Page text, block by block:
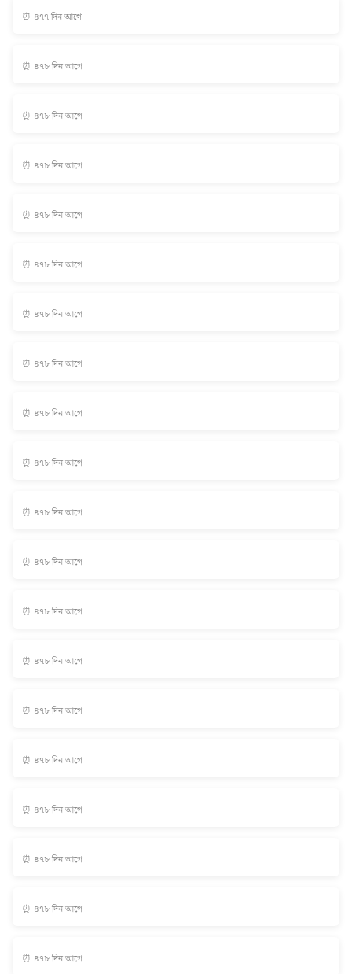
⏰ ৪৭৭ দিন আগে
⏰ ৪৭৮ দিন আগে
⏰ ৪৭৮ দিন আগে
⏰ ৪৭৮ দিন আগে
⏰ ৪৭৮ দিন আগে
⏰ ৪৭৮ দিন আগে
⏰ ৪৭৮ দিন আগে
⏰ ৪৭৮ দিন আগে
⏰ ৪৭৮ দিন আগে
⏰ ৪৭৮ দিন আগে
⏰ ৪৭৮ দিন আগে
⏰ ৪৭৮ দিন আগে
⏰ ৪৭৮ দিন আগে
⏰ ৪৭৮ দিন আগে
⏰ ৪৭৮ দিন আগে
⏰ ৪৭৮ দিন আগে
⏰ ৪৭৮ দিন আগে
⏰ ৪৭৮ দিন আগে
⏰ ৪৭৮ দিন আগে
⏰ ৪৭৮ দিন আগে